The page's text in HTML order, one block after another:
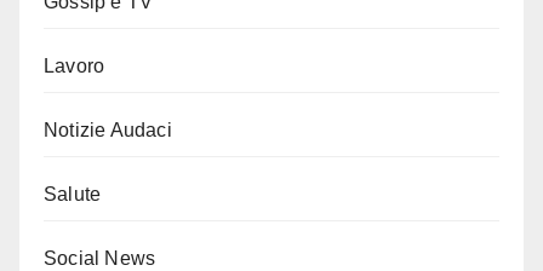
Lavoro
Notizie Audaci
Salute
Social News